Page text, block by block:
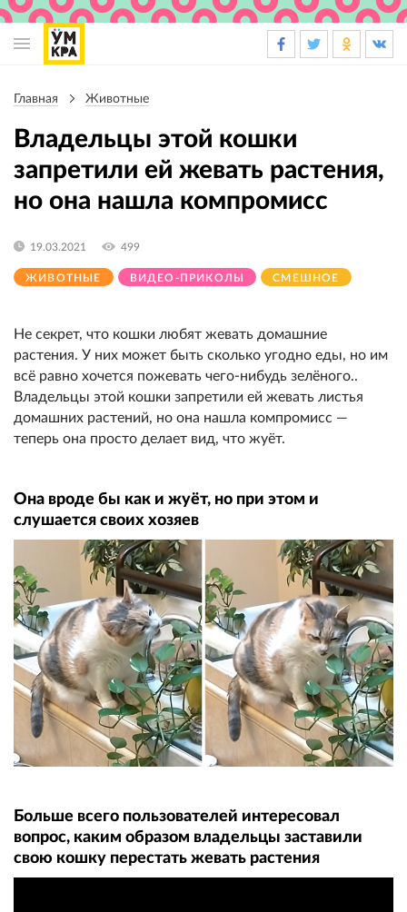
навигация
навигации
Главная Животные
Владельцы этой кошки
запретили ей жевать растения,
но она нашла компромисс
ЖИВОТНЫЕ ВИДЕО-ПРИКОЛЫ СМЕШНОЕ
19.03.2021 499
Не секрет, что кошки любят жевать домашние
растения. У них может быть сколько угодно еды, но им
всё равно хочется пожевать чего-нибудь зелёного..
Владельцы этой кошки запретили ей жевать листья
домашних растений, но она нашла компромисс —
теперь она просто делает вид, что жуёт.
Она вроде бы как и жуёт, но при этом и
слушается своих хозяев
Больше всего пользователей интересовал
вопрос, каким образом владельцы заставили
свою кошку перестать жевать растения